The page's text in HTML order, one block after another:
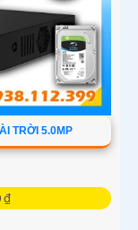
TRỜI 5.0MP
₫